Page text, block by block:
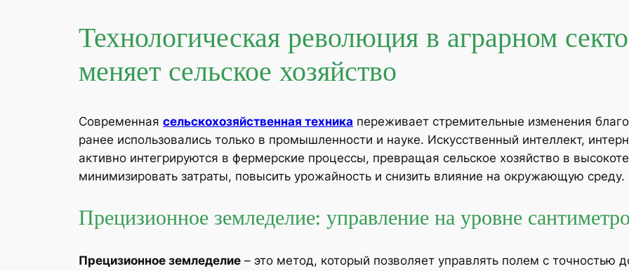
Технологическая революция в аграрном
меняет сельское хозяйство
Современная сельскохозяйственная техника переживает стремительные изменения
ранее использовались только в промышленности и науке. Искусственный интеллект,
активно интегрируются в фермерские процессы, превращая сельское хозяйство в
минимизировать затраты, повысить урожайность и снизить влияние на окружающую среду.
Прецизионное земледелие: управление на уровне
Прецизионное земледелие – это метод, который позволяет управлять полем с точностью